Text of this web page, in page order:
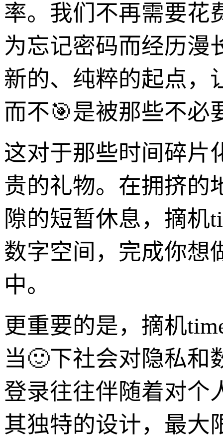
率。我们不再需要花
为忘记密码而经历漫
新的、纯粹的起点，
而不🎯是被那些不必
这对于那些时间碎片
贵的礼物。在拥挤的
隙的短暂休息，摘机
数字空间，完成你想
中。
更重要的是，摘机
当🙂下社会对隐私和
登录往往伴随着对个
其独特的设计，最大